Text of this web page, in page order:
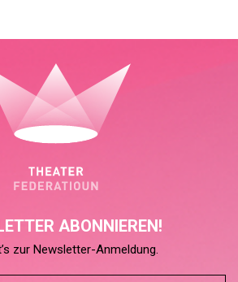
ABONNIEREN!
zur Newsletter-Anmeldung.